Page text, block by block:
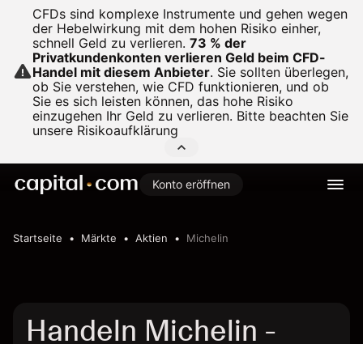
CFDs sind komplexe Instrumente und gehen wegen
der Hebelwirkung mit dem hohen Risiko einher,
schnell Geld zu verlieren. 73 % der
Privatkundenkonten verlieren Geld beim CFD-
Handel mit diesem Anbieter. Sie sollten überlegen,
ob Sie verstehen, wie CFD funktionieren, und ob
Sie es sich leisten können, das hohe Risiko
einzugehen Ihr Geld zu verlieren. Bitte beachten Sie
unsere Risikoaufklärung
Konto eröffnen
Startseite Märkte Aktien Michelin
Handeln Michelin -